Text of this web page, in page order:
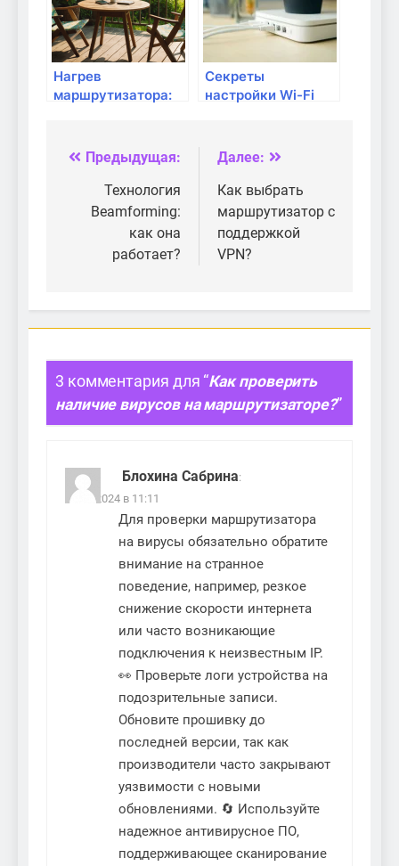
Нагрев
маршрутизатора:
Секреты
настройки Wi-Fi
Навигация
записям
Предыдущая:
Технология
Beamforming:
как она
работает?
Далее:
Как выбрать
маршрутизатор с
поддержкой
VPN?
3 комментария для “Как проверить
наличие вирусов на маршрутизаторе?”
Блохина Сабрина:
20.11.2024 в 11:11
Для проверки маршрутизатора
на вирусы обязательно обратите
внимание на странное
поведение, например, резкое
снижение скорости интернета
или часто возникающие
подключения к неизвестным IP.
👀 Проверьте логи устройства на
подозрительные записи.
Обновите прошивку до
последней версии, так как
производители часто закрывают
уязвимости с новыми
обновлениями. 🔄 Используйте
надежное антивирусное ПО,
поддерживающее сканирование